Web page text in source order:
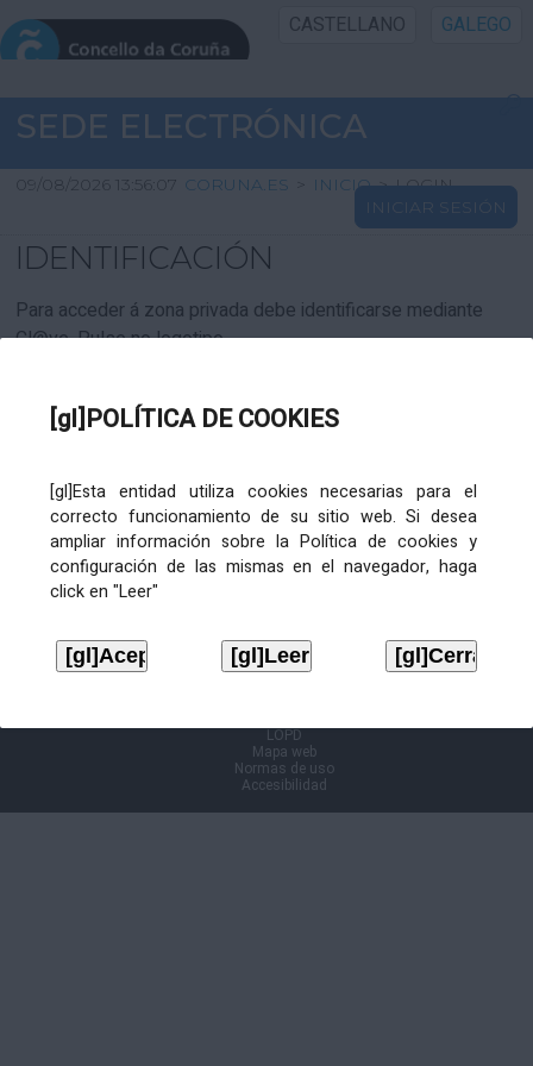
[gl]POLÍTICA DE COOKIES
[gl]Esta entidad utiliza cookies necesarias para el
correcto funcionamiento de su sitio web. Si desea
ampliar información sobre la Política de cookies y
configuración de las mismas en el navegador, haga
click en "Leer"
CASTELLANO GALEGO
INICIO SEDE
INICIO
INFORMACIÓN PÚBLICA
CARTAFOL CIDADÁN
SEDE ELECTRÓNICA
09/08/2026 13:56:07 CORUNA.ES > INICIO > LOGIN
INICIAR SESIÓN
IDENTIFICACIÓN
Para acceder á zona privada debe identificarse mediante
Cl@ve. Pulse no logotipo
LOPD
Mapa web
Normas de uso
Accesibilidad